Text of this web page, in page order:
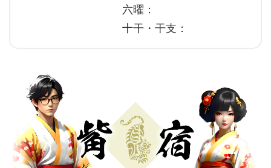
六曜：
十干・干支：